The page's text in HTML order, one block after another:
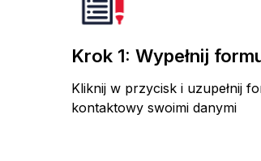
Krok 1: Wypełnij
Kliknij w przycisk i uzupełnij
kontaktowy swoimi danymi